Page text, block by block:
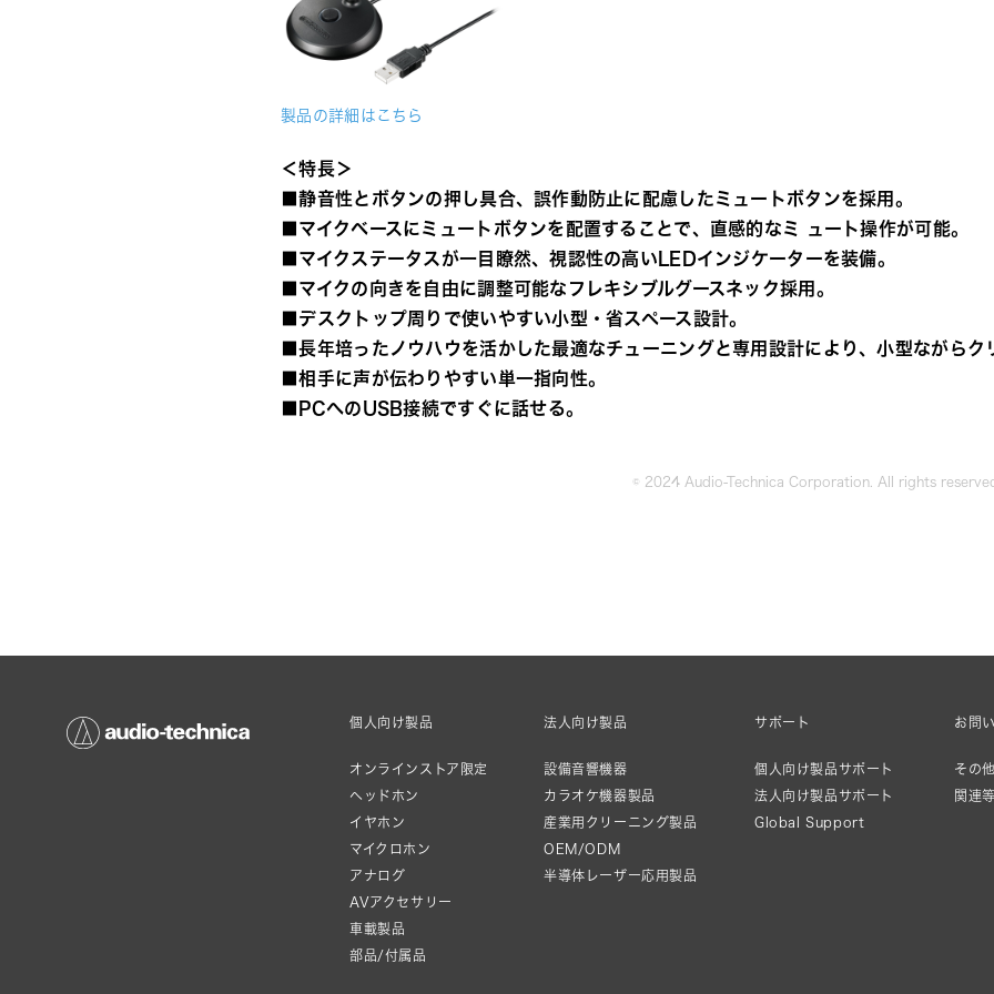
製品の詳細はこちら
＜特長＞
■静音性とボタンの押し具合、誤作動防止に配慮したミュートボタンを採用。
■マイクベースにミュートボタンを配置することで、直感的なミ ュート操作が可能。
■マイクステータスが一目瞭然、視認性の高いLEDインジケーターを装備。
■マイクの向きを自由に調整可能なフレキシブルグースネック採用。
■デスクトップ周りで使いやすい小型・省スペース設計。
■長年培ったノウハウを活かした最適なチューニングと専用設計により、小型ながらク
■相手に声が伝わりやすい単一指向性。
■PCへのUSB接続ですぐに話せる。
© 2024 Audio-Technica Corporation. All rights
個人向け製品
オンラインストア限定
ヘッドホン
イヤホン
マイクロホン
アナログ
AVアクセサリー
車載製品
部品/付属品
法人向け製品
設備音響機器
カラオケ機器製品
産業用クリーニング製品
OEM/ODM
半導体レーザー応用製品
サポート
個人向け製品サポート
法人向け製品サポート
Global Support
お問
その
関連